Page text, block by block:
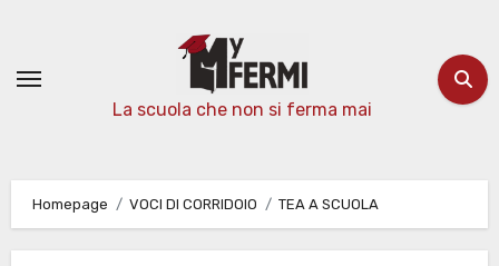
contenuto
La scuola che non si ferma mai
Homepage VOCI DI CORRIDOIO TEA A SCUOLA